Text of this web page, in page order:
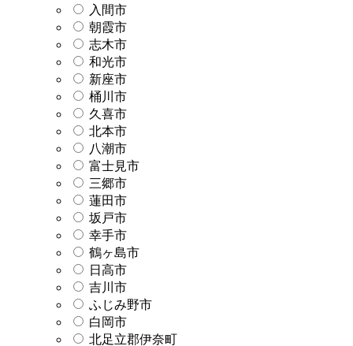
入間市
朝霞市
志木市
和光市
新座市
桶川市
久喜市
北本市
八潮市
富士見市
三郷市
蓮田市
坂戸市
幸手市
鶴ヶ島市
日高市
吉川市
ふじみ野市
白岡市
北足立郡伊奈町